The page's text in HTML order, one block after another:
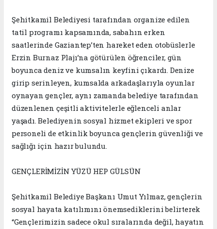
Şehitkamil Belediyesi tarafından organize edilen
tatil programı kapsamında, sabahın erken
saatlerinde Gaziantep’ten hareket eden otobüslerle
Erzin Burnaz Plajı’na götürülen öğrenciler, gün
boyunca deniz ve kumsalın keyfini çıkardı. Denize
girip serinleyen, kumsalda arkadaşlarıyla oyunlar
oynayan gençler, aynı zamanda belediye tarafından
düzenlenen çeşitli aktivitelerle eğlenceli anlar
yaşadı. Belediyenin sosyal hizmet ekipleri ve spor
personeli de etkinlik boyunca gençlerin güvenliği ve
sağlığı için hazır bulundu.
GENÇLERİMİZİN YÜZÜ HEP GÜLSÜN
Şehitkamil Belediye Başkanı Umut Yılmaz, gençlerin
sosyal hayata katılımını önemsediklerini belirterek
“Gençlerimizin sadece okul sıralarında değil, hayatın